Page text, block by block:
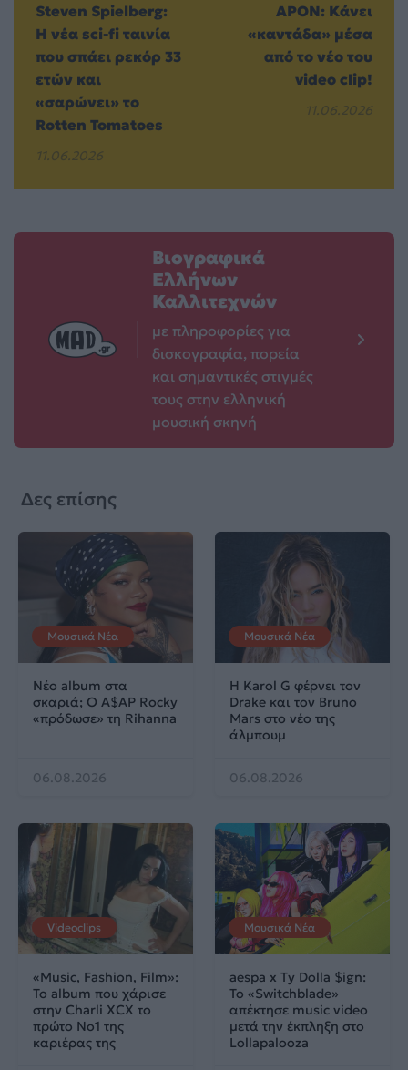
Steven Spielberg:
Η νέα sci-fi ταινία
που σπάει ρεκόρ 33
ετών και
«σαρώνει» το
Rotten Tomatoes
11.06.2026
APON: Κάνει
«καντάδα» μέσα
από το νέο του
video clip!
11.06.2026
Βιογραφικά
Ελλήνων
Καλλιτεχνών
με πληροφορίες για
δισκογραφία, πορεία
και σημαντικές στιγμές
τους στην ελληνική
μουσική σκηνή
Δες επίσης
Μουσικά Νέα
Νέο album στα
σκαριά; Ο A$AP Rocky
«πρόδωσε» τη Rihanna
06.08.2026
Μουσικά Νέα
Η Karol G φέρνει τον
Drake και τον Bruno
Mars στο νέο της
άλμπουμ
06.08.2026
Videoclips
«Music, Fashion, Film»:
Το album που χάρισε
στην Charli XCX το
πρώτο No1 της
καριέρας της
Μουσικά Νέα
aespa x Ty Dolla $ign:
Το «Switchblade»
απέκτησε music video
μετά την έκπληξη στο
Lollapalooza